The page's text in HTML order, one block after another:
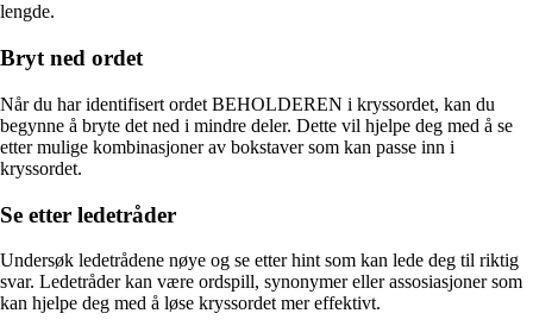
lengde.
Bryt ned ordet
Når du har identifisert ordet BEHOLDEREN i kryssordet, kan du
begynne å bryte det ned i mindre deler. Dette vil hjelpe deg med å se
etter mulige kombinasjoner av bokstaver som kan passe inn i
kryssordet.
Se etter ledetråder
Undersøk ledetrådene nøye og se etter hint som kan lede deg til riktig
svar. Ledetråder kan være ordspill, synonymer eller assosiasjoner som
kan hjelpe deg med å løse kryssordet mer effektivt.